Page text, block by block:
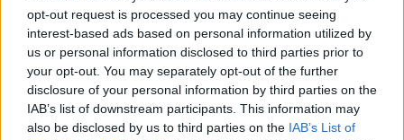
opt-out request is processed you may continue seeing
interest-based ads based on personal information utilized by
us or personal information disclosed to third parties prior to
your opt-out. You may separately opt-out of the further
disclosure of your personal information by third parties on the
IAB’s list of downstream participants. This information may
also be disclosed by us to third parties on the IAB’s List of